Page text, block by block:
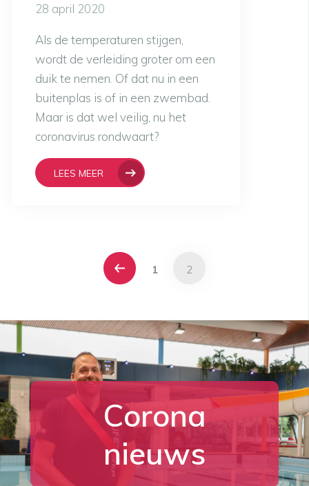
28 april 2020
Als de temperaturen stijgen,
wordt de verleiding groter om een
duik te nemen. Of dat nu in een
buitenplas is of in een zwembad.
Maar is dat wel veilig, nu het
coronavirus rondwaart?
LEES MEER
1 2
Corona
nieuws